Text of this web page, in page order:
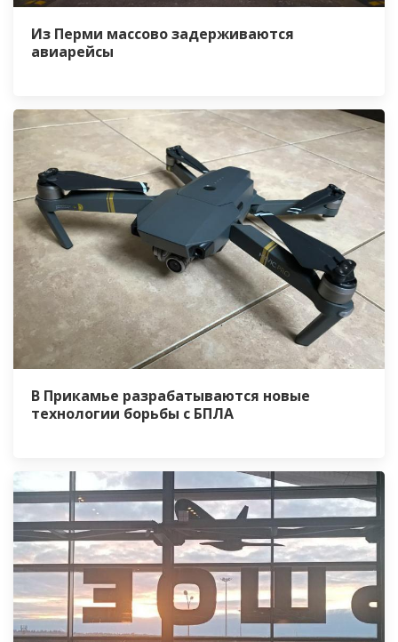
Из Перми массово задерживаются
авиарейсы
В Прикамье разрабатываются новые
технологии борьбы с БПЛА